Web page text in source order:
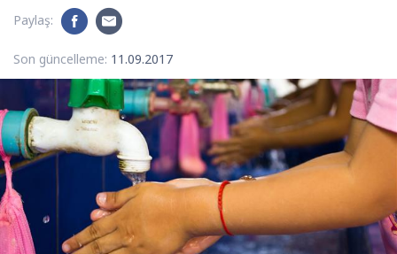
Paylaş:
Son güncelleme: 11.09.2017